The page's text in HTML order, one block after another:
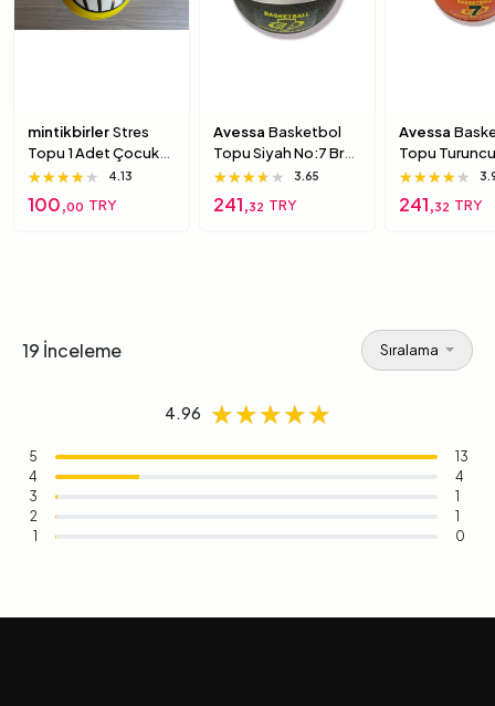
mintikbirlerStres
Topu 1 Adet Çocuk
Için Yumuşak
Süngerimsi Içi Dolu
Top 6 Numara
★★★★★
★★★★★
★★★★★ 4.13
100,00 TRY
Avessa Basketbol
Topu Siyah No:7 Brc-
7 7 Numara
★★★★★
★★★★★
★★★★★ 3.65
241,32 TRY
Avessa
Topu
Brc-7 5
★★★★★
★★★★★
★★★★★
241,32 TRY
19 İnceleme Sıralama
4.96 ★★★★★
★★★★★
★★★★★
5
13
4
4
3
1
2
1
1
0